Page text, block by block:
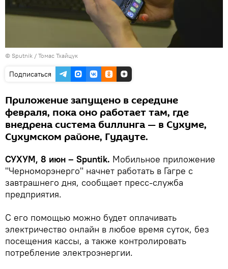
© Sputnik / Томас Тхайцук
Подписаться
Приложение запущено в середине
февраля, пока оно работает там, где
внедрена система биллинга — в Сухуме,
Сухумском районе, Гудауте.
СУХУМ, 8 июн – Spuntik. Мобильное приложение
"Черноморэнерго" начнет работать в Гагре с
завтрашнего дня, сообщает пресс-служба
предприятия.
С его помощью можно будет оплачивать
электричество онлайн в любое время суток, без
посещения кассы, а также контролировать
потребление электроэнергии.